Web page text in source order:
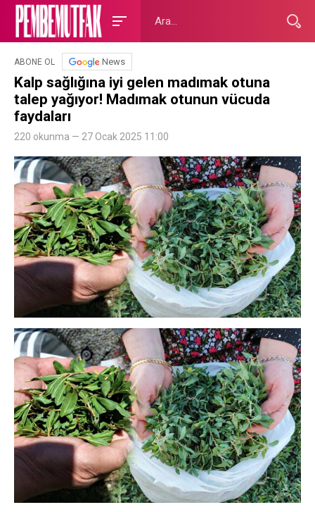
ABONE OL News
Kalp sağlığına iyi gelen madımak otuna
talep yağıyor! Madımak otunun vücuda
faydaları
220 okunma — 27 Ocak 2025 11:00